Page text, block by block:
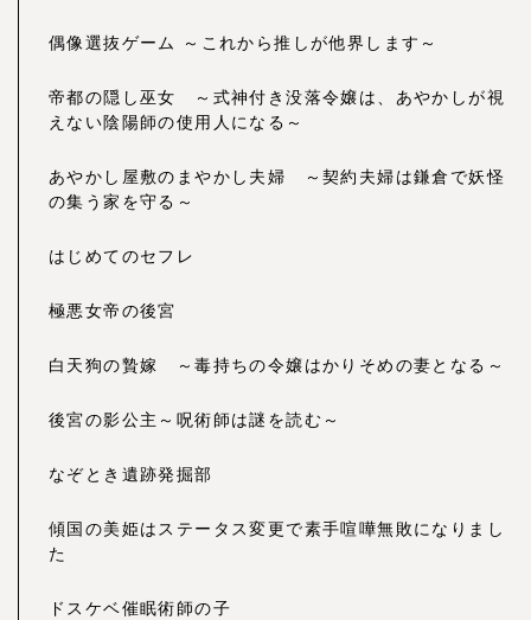
偶像選抜ゲーム ～これから推しが他界します～
帝都の隠し巫女 ～式神付き没落令嬢は、あやかしが視
えない陰陽師の使用人になる～
あやかし屋敷のまやかし夫婦 ～契約夫婦は鎌倉で妖怪
の集う家を守る～
はじめてのセフレ
極悪女帝の後宮
白天狗の贄嫁 ～毒持ちの令嬢はかりそめの妻となる～
後宮の影公主～呪術師は謎を読む～
なぞとき遺跡発掘部
傾国の美姫はステータス変更で素手喧嘩無敗になりまし
た
ドスケベ催眠術師の子